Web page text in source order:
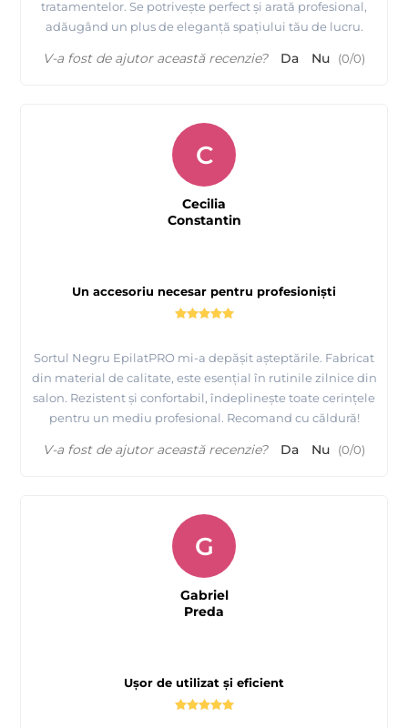
tratamentelor. Se potrivește perfect și arată profesional,
adăugând un plus de eleganță spațiului tău de lucru.
V-a fost de ajutor această recenzie? Da Nu (0/0)
Un accesoriu necesar pentru profesioniști
Sortul Negru EpilatPRO mi-a depășit așteptările. Fabricat
din material de calitate, este esențial în rutinile zilnice din
salon. Rezistent și confortabil, îndeplinește toate cerințele
pentru un mediu profesional. Recomand cu căldură!
C
Cecilia
Constantin
V-a fost de ajutor această recenzie? Da Nu (0/0)
Ușor de utilizat și eficient
G
Gabriel
Preda